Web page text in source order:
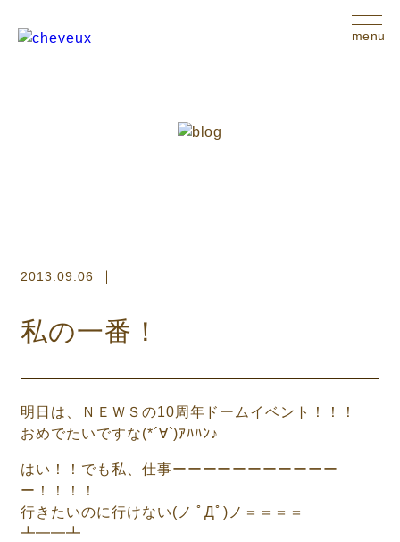
menu
2013.09.06
私の一番！
明日は、ＮＥＷＳの10周年ドームイベント！！！
おめでたいですな(*´∀`)ｱﾊﾊﾝ♪
はい！！でも私、仕事ーーーーーーーーーーー
ー！！！！
行きたいのに行けない(ノ ﾟДﾟ)ノ＝＝＝＝
┻━━┻